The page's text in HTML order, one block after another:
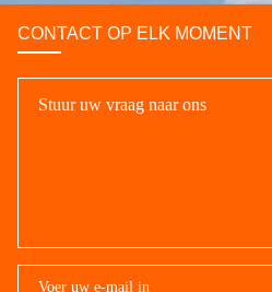
CONTACT OP ELK MOMENT